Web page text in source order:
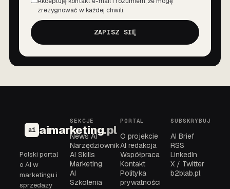
Zgoda
zrezygnować w każdej chwili.
ZAPISZ SIĘ
ai aimarketing.pl
Polski portal
o AI w
marketingu i
sprzedaży
SEKCJE
News AI
Narzędziownik
AI Skills
Marketing
AI
Szkolenia
PORTAL
O projekcie
AI redakcja
Współpraca
Kontakt
Polityka
prywatności
SUBSKRYBUJ
AI Brief
RSS
LinkedIn
X / Twitter
b2blab.pl